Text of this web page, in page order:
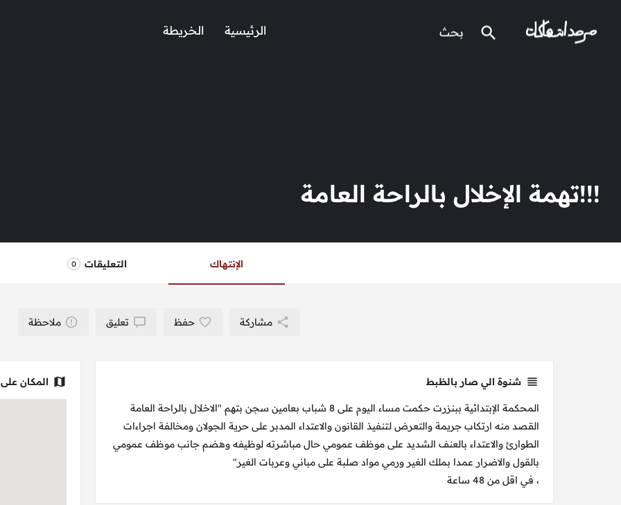
الرئيسية الخريطة
!!!تهمة الإخلال بالراحة العامة
الإنتهاك التعليقات 0
مشاركة حفظ تعليق ملاحظة
شنوة الي صار بالظبط
المحكمة الإبتدائية ببنزرت حكمت مساء اليوم على 8 شباب بعامين سجن بتهم "الاخلال بالراحة العامة
القصد منه ارتكاب جريمة والتعرض لتنفيذ القانون والاعتداء المدبر على حرية الجولان ومخالفة اجراءات
الطوارئ والاعتداء بالعنف الشديد على موظف عمومي حال مباشرته لوظيفه وهضم جانب موظف عمومي
بالقول والاضرار عمدا بملك الغير ورمي مواد صلبة على مباني وعربات الغير"
، في اقل من 48 ساعة
المكان